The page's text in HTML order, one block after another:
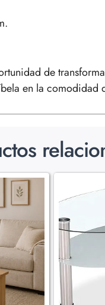
de
en la comodidad